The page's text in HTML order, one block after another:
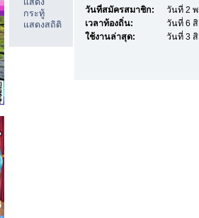
แสดง
กระทู้
แสดงสถิติ
วันที่สมัครสมาชิก:
วันที่ 2
เวลาท้องถิ่น:
วันที่ 6 สิ
ใช้งานล่าสุด:
วันที่ 3 สิ